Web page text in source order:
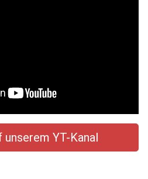
unserem YT-Kanal